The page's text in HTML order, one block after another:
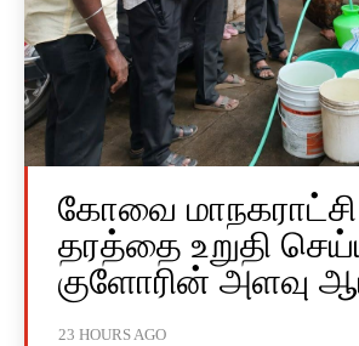
கோவை மாநகராட்சி
தரத்தை உறுதி
குளோரின் அளவு
23 HOURS AGO